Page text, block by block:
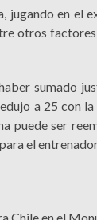
jugando en el
otros
sumado
a 25 con
puede ser
el